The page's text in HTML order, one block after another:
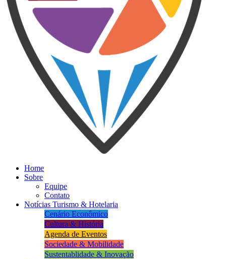
Home
Sobre
Equipe
Contato
Notícias Turismo & Hotelaria
Cenário Econômico
Cultura & História
Agenda de Eventos
Sociedade & Mobilidade
Sustentablidade & Inovação